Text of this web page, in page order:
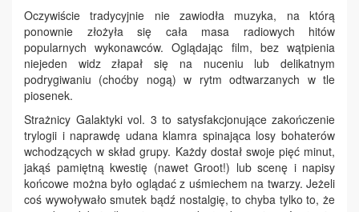
Oczywiście tradycyjnie nie zawiodła muzyka, na którą
ponownie złożyła się cała masa radiowych hitów
popularnych wykonawców. Oglądając film, bez wątpienia
niejeden widz złapał się na nuceniu lub delikatnym
podrygiwaniu (choćby nogą) w rytm odtwarzanych w tle
piosenek.
Strażnicy Galaktyki vol. 3 to satysfakcjonujące zakończenie
trylogii i naprawdę udana klamra spinająca losy bohaterów
wchodzących w skład grupy. Każdy dostał swoje pięć minut,
jakąś pamiętną kwestię (nawet Groot!) lub scenę i napisy
końcowe można było oglądać z uśmiechem na twarzy. Jeżeli
coś wywoływało smutek bądź nostalgię, to chyba tylko to, że